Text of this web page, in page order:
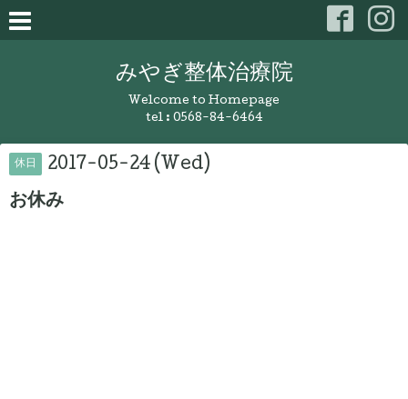
みやぎ整体治療院
Welcome to Homepage
tel : 0568-84-6464
休日 2017-05-24 (Wed)
お休み